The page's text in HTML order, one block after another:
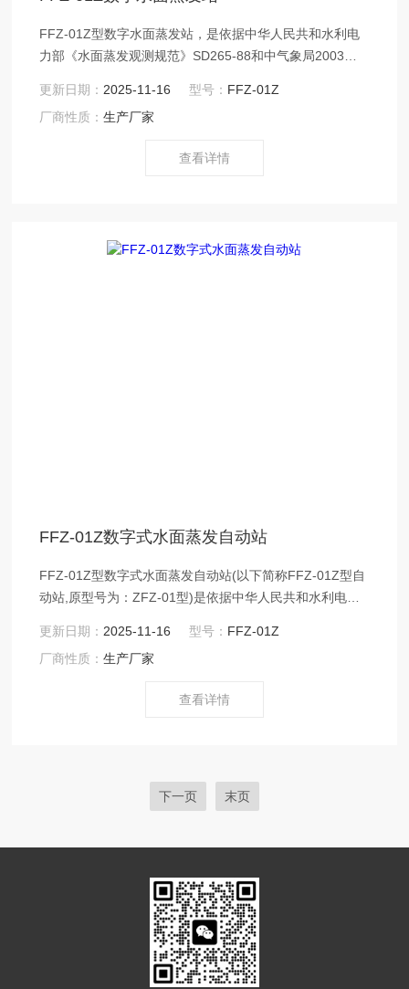
FFZ-01Z型数字水面蒸发站，是依据中华人民共和水利电
力部《水面蒸发观测规范》SD265-88和中气象局2003年
面蒸发过程。
更新日期： 2025-11-16 型号： FFZ-01Z
厂商性质：生产厂家
查看详情
FFZ-01Z数字式水面蒸发自动站
FFZ-01Z型数字式水面蒸发自动站(以下简称FFZ-01Z型自
动站,原型号为：ZFZ-01型)是依据中华人民共和水利电力
《地面气象观测规范》相关要求制造，用于自动观测水面
蒸发、降水过程。
更新日期： 2025-11-16 型号： FFZ-01Z
厂商性质：生产厂家
查看详情
下一页 末页